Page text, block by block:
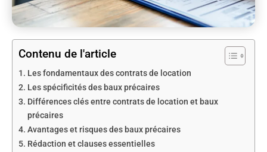
Contenu de l'article
Les fondamentaux des contrats de location
Les spécificités des baux précaires
Différences clés entre contrats de location et baux
précaires
Avantages et risques des baux précaires
Rédaction et clauses essentielles